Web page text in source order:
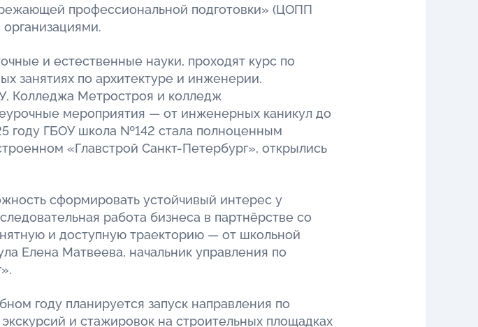
профессиональной подготовки» (ЦОПП
и естественные науки, проходят курс по
занятиях по архитектуре и инженерии.
Колледжа Метростроя и колледж
мероприятия — от инженерных каникул до
году ГБОУ школа №142 стала полноценным
«Главстрой Санкт-Петербург», открылись
сформировать устойчивый интерес у
работа бизнеса в партнёрстве со
и доступную траекторию — от школьной
Елена Матвеева, начальник управления по
году планируется запуск направления по
и стажировок на строительных площадках